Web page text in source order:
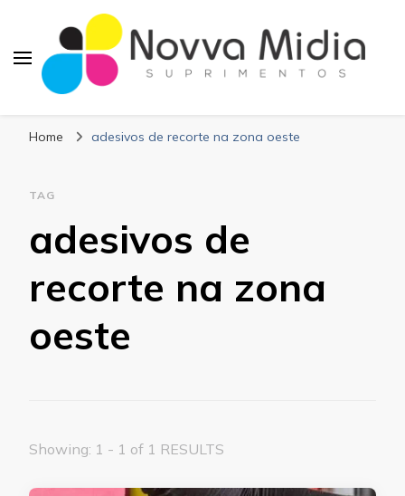
Suprimentos
Home adesivos de recorte na zona oeste
TAG
adesivos de
recorte na zona
oeste
Showing: 1 - 1 of 1 RESULTS